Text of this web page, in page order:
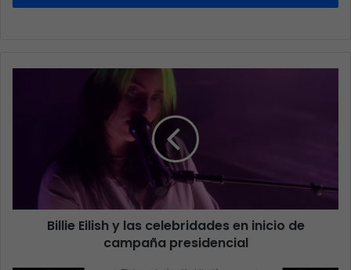
Billie Eilish y las celebridades en inicio de
campaña presidencial